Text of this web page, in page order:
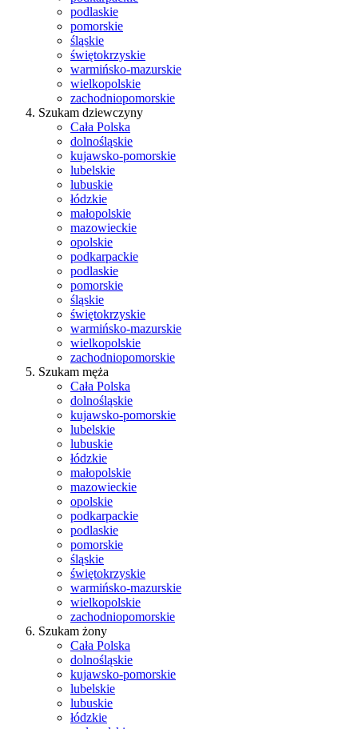
podlaskie
pomorskie
śląskie
świętokrzyskie
warmińsko-mazurskie
wielkopolskie
zachodniopomorskie
Szukam dziewczyny
Cała Polska
dolnośląskie
kujawsko-pomorskie
lubelskie
lubuskie
łódzkie
małopolskie
mazowieckie
opolskie
podkarpackie
podlaskie
pomorskie
śląskie
świętokrzyskie
warmińsko-mazurskie
wielkopolskie
zachodniopomorskie
Szukam męża
Cała Polska
dolnośląskie
kujawsko-pomorskie
lubelskie
lubuskie
łódzkie
małopolskie
mazowieckie
opolskie
podkarpackie
podlaskie
pomorskie
śląskie
świętokrzyskie
warmińsko-mazurskie
wielkopolskie
zachodniopomorskie
Szukam żony
Cała Polska
dolnośląskie
kujawsko-pomorskie
lubelskie
lubuskie
łódzkie